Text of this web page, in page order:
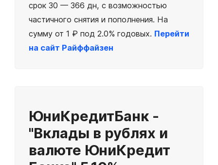
срок 30 — 366 дн, с возможностью
частичного снятия и пополнения. На
сумму от 1 ₽ под 2.0% годовых. Перейти
на сайт Райффайзен
ЮниКредитБанк -
"Вклады в рублях и
валюте ЮниКредит